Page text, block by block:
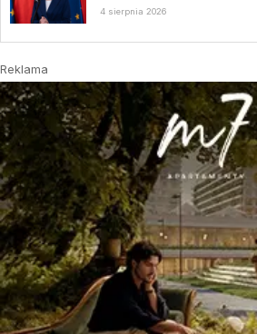
4 sierpnia 2026
Reklama